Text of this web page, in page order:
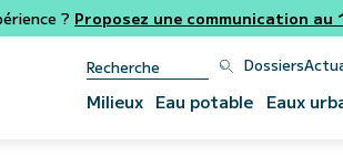
? Proposez une communication au
Dossiers
Milieux Eau potable Eaux